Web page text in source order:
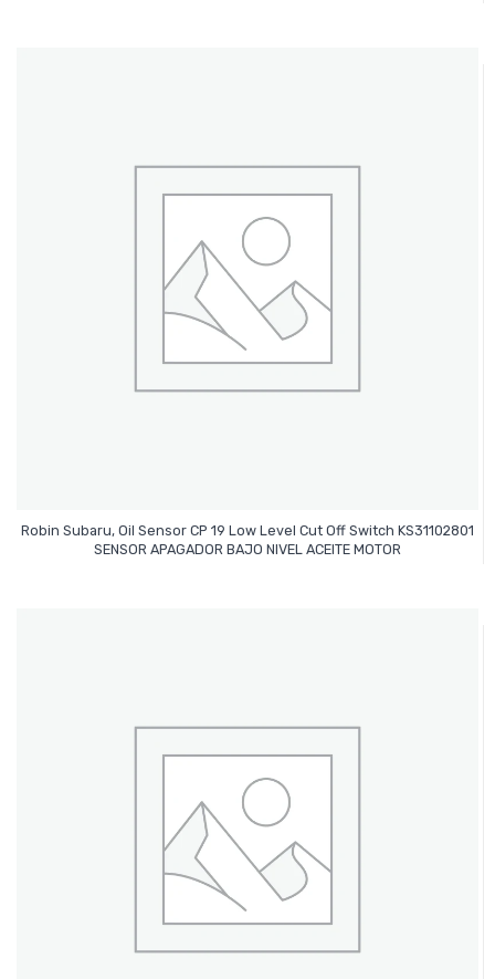
Robin Subaru, Oil Sensor CP 19 Low Level Cut Off Switch KS31102801
SENSOR APAGADOR BAJO NIVEL ACEITE MOTOR
Leer Más